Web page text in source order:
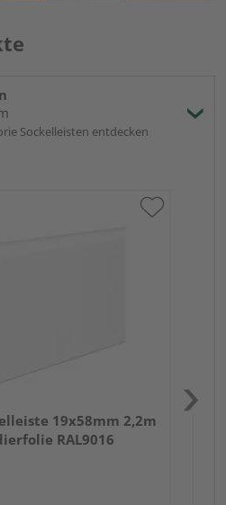
Sockelleisten entdecken
19x58mm 2,2m
RAL9016